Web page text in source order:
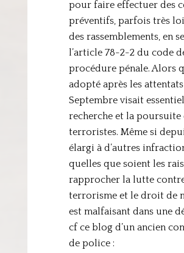
pour faire effectuer des
préventifs, parfois très
des rassemblements, en
l’article 78-2-2 du code
procédure pénale. Alors
adopté après les attentats
Septembre visait
recherche et la poursuite
terroristes. Même si
élargi à d’autres
quelles que soient les
rapprocher la lutte
terrorisme et le droit de
est malfaisant dans une
cf ce blog d’un ancien
de police :